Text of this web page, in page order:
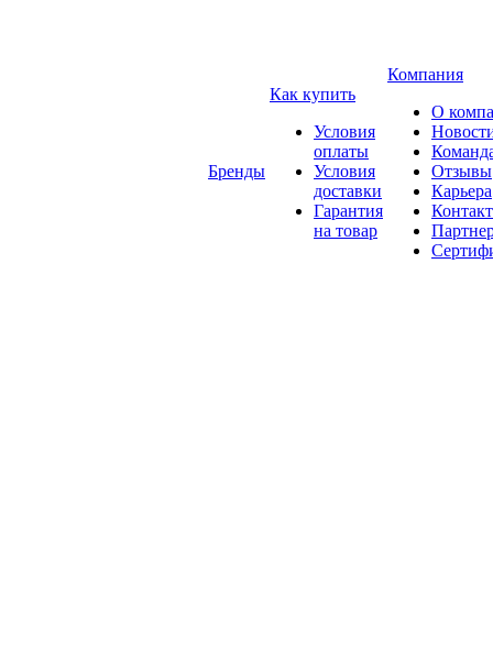
Бренды
Как купить
Условия
оплаты
Условия
доставки
Гарантия
на товар
Компания
О
Отзывы
Карьера